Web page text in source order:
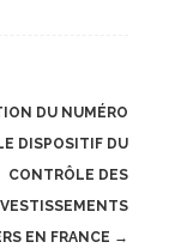
DU NUMÉRO
DISPOSITIF DU
CONTRÔLE DES
EN FRANCE →